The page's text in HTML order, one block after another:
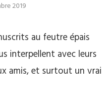
2019
au feutre épais
interpellent avec leurs
amis, et surtout un vrai